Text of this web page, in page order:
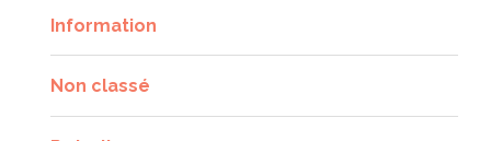
Information
Non classé